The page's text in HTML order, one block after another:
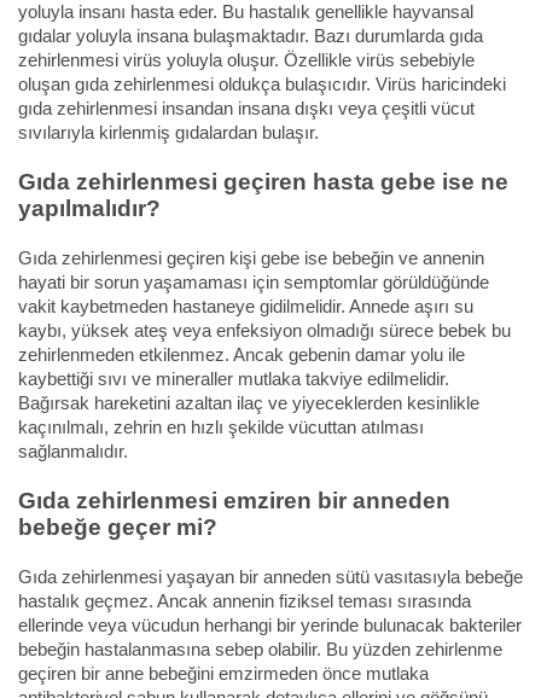
yoluyla insanı hasta eder. Bu hastalık genellikle hayvansal
gıdalar yoluyla insana bulaşmaktadır. Bazı durumlarda gıda
zehirlenmesi virüs yoluyla oluşur. Özellikle virüs sebebiyle
oluşan gıda zehirlenmesi oldukça bulaşıcıdır. Virüs haricindeki
gıda zehirlenmesi insandan insana dışkı veya çeşitli vücut
sıvılarıyla kirlenmiş gıdalardan bulaşır.
Gıda zehirlenmesi geçiren hasta gebe ise ne
yapılmalıdır?
Gıda zehirlenmesi geçiren kişi gebe ise bebeğin ve annenin
hayati bir sorun yaşamaması için semptomlar görüldüğünde
vakit kaybetmeden hastaneye gidilmelidir. Annede aşırı su
kaybı, yüksek ateş veya enfeksiyon olmadığı sürece bebek bu
zehirlenmeden etkilenmez. Ancak gebenin damar yolu ile
kaybettiği sıvı ve mineraller mutlaka takviye edilmelidir.
Bağırsak hareketini azaltan ilaç ve yiyeceklerden kesinlikle
kaçınılmalı, zehrin en hızlı şekilde vücuttan atılması
sağlanmalıdır.
Gıda zehirlenmesi emziren bir anneden
bebeğe geçer mi?
Gıda zehirlenmesi yaşayan bir anneden sütü vasıtasıyla bebeğe
hastalık geçmez. Ancak annenin fiziksel teması sırasında
ellerinde veya vücudun herhangi bir yerinde bulunacak bakteriler
bebeğin hastalanmasına sebep olabilir. Bu yüzden zehirlenme
geçiren bir anne bebeğini emzirmeden önce mutlaka